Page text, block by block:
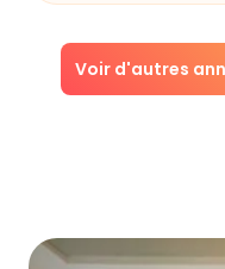
Voir d'autres